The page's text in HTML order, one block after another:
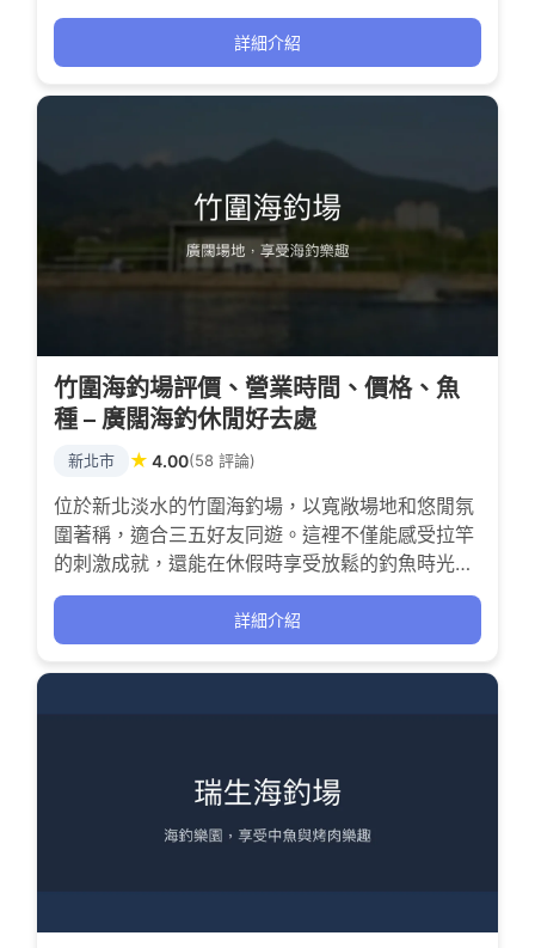
釣魚體驗略顯挑戰。適合有耐心且願意挑戰困難釣
詳細介紹
竹圍海釣場評價、營業時間、價格、魚
種 – 廣闊海釣休閒好去處
新北市 ★ 4.00(58 評論)
位於新北淡水的竹圍海釣場，以寬敞場地和悠閒氛
圍著稱，適合三五好友同遊。這裡不僅能感受拉竿
的刺激成就，還能在休假時享受放鬆的釣魚時光，
結合海釣與烤魚樂趣，是海釣愛好者的理想選擇。
詳細介紹